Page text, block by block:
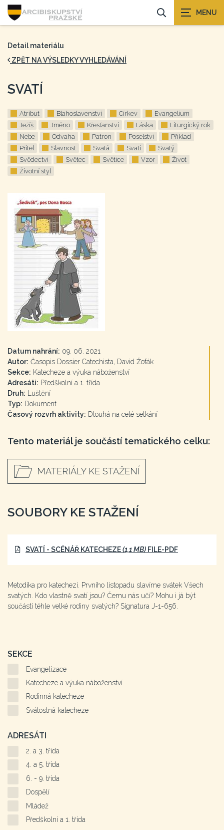
Detail materiálu
ZPĚT NA VÝSLEDKY VYHLEDÁVÁNÍ
SVATÍ
Atribut Blahoslavenství Církev
Evangelium
Ježíš
Jméno Křesťanství Láska
Liturgický rok
Nebe
Odvaha Patron Poselství
Příklad
Přítel
Slavnost Svatá Svatí
Svatý
Svědectví
Světec Světice Vzor
Život
Životní styl
Datum nahrání: 09. 06. 2021
Autor: Časopis Dossier Catechista, David Žofák
Sekce: Katecheze a výuka náboženství
Adresáti: Předškolní a 1. třída
Druh: Luštění
Typ: Dokument
Časový rozvrh aktivity: Dlouhá na celé setkání
Tento materiál je součástí tematického celku:
MATERIÁLY KE STAŽENÍ
SOUBORY KE STAŽENÍ
SVATÍ - SCÉNÁŘ KATECHEZE(1,1 MB) FILE-PDF
Metodika pro katechezi. Prvního listopadu slavíme svátek Všech
svatých. Kdo vlastně svatí jsou? Čemu nás učí? Mohu i já být
součástí téhle velké rodiny svatých? Signatura J-1-656.
SEKCE
Evangelizace
Katecheze a výuka náboženství
Rodinná katecheze
Svátostná katecheze
ADRESÁTI
2. a 3. třída
4. a 5. třída
6. - 9. třída
Dospělí
Mládež
Předškolní a 1. třída